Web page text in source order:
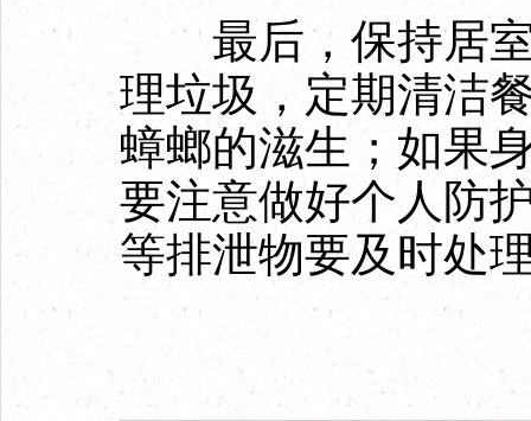
最后，保持居室
理垃圾，定期清洁
蟑螂的滋生；如果
要注意做好个人防
等排泄物要及时处